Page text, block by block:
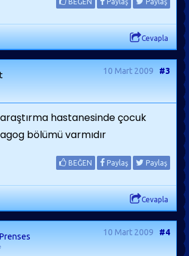
Cevapla
10 Mart 2009 #3
hastanesinde çocuk
bölümü varmıdır
BEĞEN Paylaş Paylaş
Cevapla
10 Mart 2009 #4